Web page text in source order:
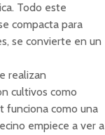
Todo este
compacta para
se convierte en un
realizan
cultivos como
funciona como una
empiece a ver a